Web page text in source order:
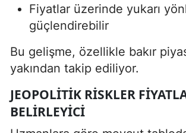
Fiyatlar üzerinde yukarı
güçlendirebilir
Bu gelişme, özellikle bakır
yakından takip ediliyor.
JEOPOLITIK RISKLER
BELIRLEYICI